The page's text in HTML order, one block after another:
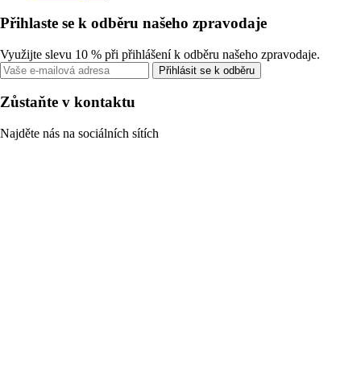
Přihlaste se k odběru našeho zpravodaje
Využijte slevu 10 % při přihlášení k odběru našeho zpravodaje.
Přihlásit se k odběru
Zůstaňte v kontaktu
Najděte nás na sociálních sítích